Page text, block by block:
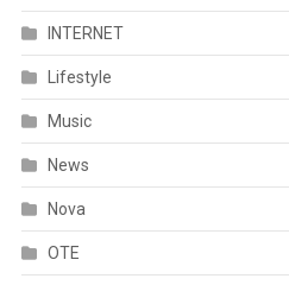
INTERNET
Lifestyle
Music
News
Nova
OTE